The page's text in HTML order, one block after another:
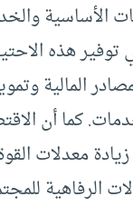
الأساسية
توفير هذه
المالية
كما أن
معدلات
الرفاهية